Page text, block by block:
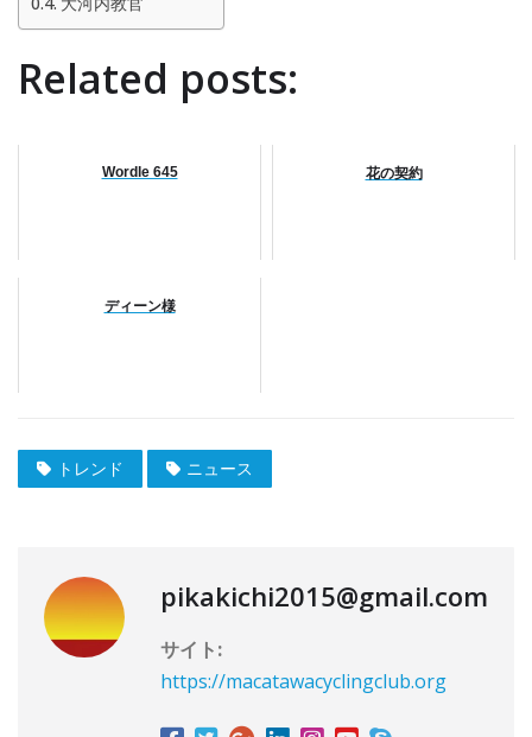
Related posts:
Wordle 645 花の契約
ディーン様
トレンド ニュース
pikakichi2015@gmail.com
サイト:
https://macatawacyclingclub.org